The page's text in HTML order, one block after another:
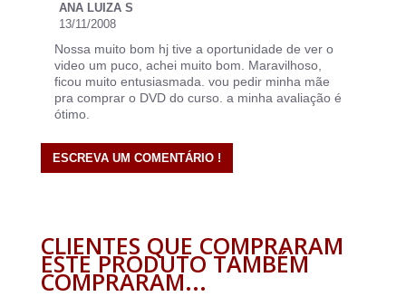
ANA LUIZA S
13/11/2008
Nossa muito bom hj tive a oportunidade de ver o
video um puco, achei muito bom. Maravilhoso,
ficou muito entusiasmada. vou pedir minha mãe
pra comprar o DVD do curso. a minha avaliação é
ótimo.
ESCREVA UM COMENTÁRIO !
CLIENTES QUE COMPRARAM
ESTE PRODUTO TAMBÉM
COMPRARAM...